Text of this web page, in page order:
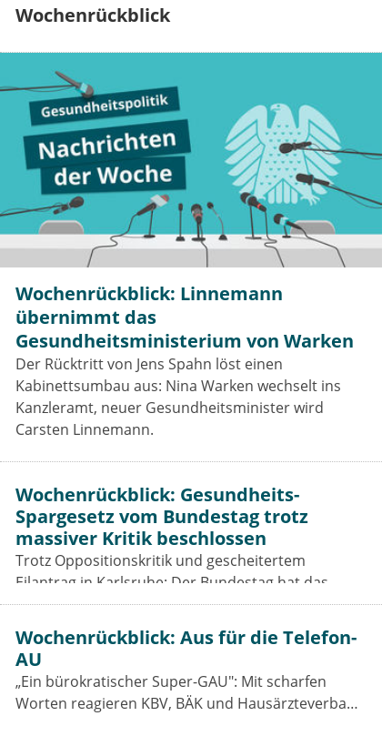
Wochenrückblick
Wochenrückblick: Linnemann
übernimmt das
Gesundheitsministerium von Warken
Der Rücktritt von Jens Spahn löst einen
Kabinettsumbau aus: Nina Warken wechselt ins
Kanzleramt, neuer Gesundheitsminister wird
Carsten Linnemann.
Wochenrückblick: Gesundheits-
Spargesetz vom Bundestag trotz
massiver Kritik beschlossen
Trotz Oppositionskritik und gescheitertem
Eilantrag in Karlsruhe: Der Bundestag hat das
Beitragssatzstabilisierungsgesetz beschlossen. Für
Vertragsärzte bleiben die Einschnitte hart.
Wochenrückblick: Aus für die Telefon-
AU
„Ein bürokratischer Super-GAU": Mit scharfen
Worten reagieren KBV, BÄK und Hausärzteverband